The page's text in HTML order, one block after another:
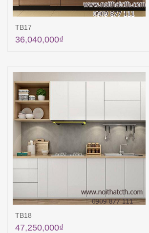
TB17
36,040,000₫
TB18
47,250,000₫